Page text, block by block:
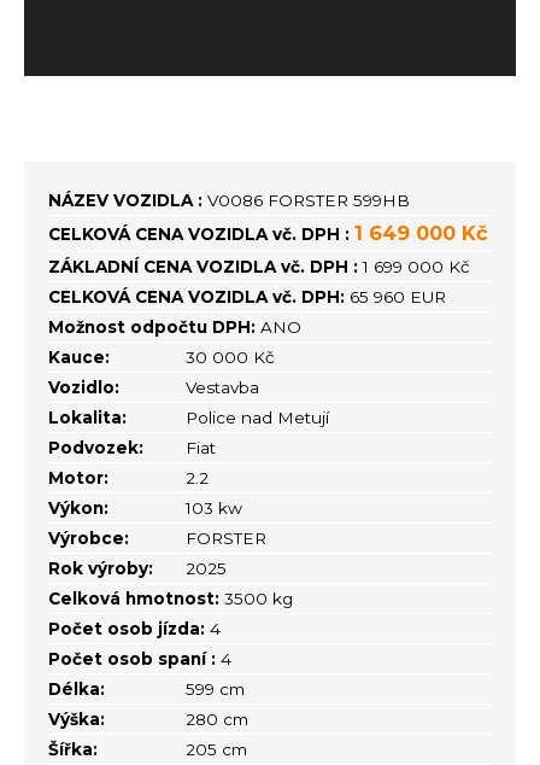
NÁZEV VOZIDLA : V0086 FORSTER 599HB
CELKOVÁ CENA VOZIDLA vč. DPH : 1 649 000 Kč
ZÁKLADNÍ CENA VOZIDLA vč. DPH : 1 699 000 Kč
CELKOVÁ CENA VOZIDLA vč. DPH: 65 960 EUR
Možnost odpočtu DPH: ANO
Kauce:
30 000 Kč
Vozidlo:
Vestavba
Lokalita:
Police nad Metují
Podvozek:
Fiat
Motor:
2.2
Výkon:
103 kw
Výrobce:
FORSTER
Rok výroby:
2025
Celková hmotnost: 3500 kg
Počet osob jízda: 4
Počet osob spaní : 4
Délka:
599 cm
Výška:
280 cm
Šířka:
205 cm